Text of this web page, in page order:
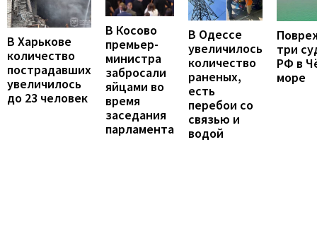
В Харькове
количество
пострадавших
увеличилось
до 23 человек
В Косово
премьер-
министра
забросали
яйцами во
время
заседания
парламента
В Одессе
увеличилось
количество
раненых,
есть
перебои со
связью и
водой
три
РФ в
море